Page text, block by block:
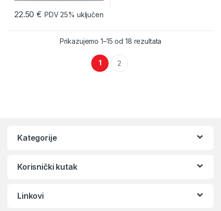
22.50€ PDV 25% uključen
Prikazujemo 1–15 od 18 rezultata
1 2
Kategorije
Korisnički kutak
Linkovi